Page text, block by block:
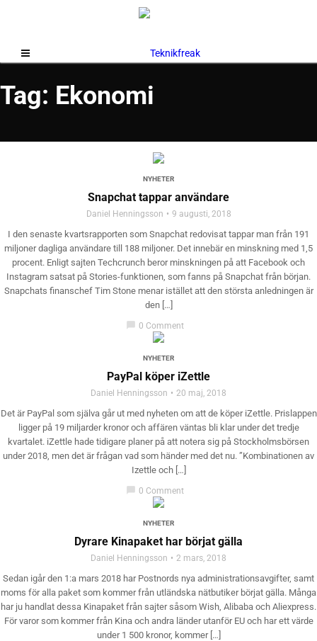
Tag: Ekonomi
NYHETER
Snapchat tappar användare
Daniel Henningsson 9 augusti, 2018
I den senaste kvartsrapporten som Snapchat redovisat tappar man från 191
miljoner dagliga användare till 188 miljoner. Det innebär en minskning med 1,5
procent. Enligt sajten Techcrunch beror minskningen på att Facebook och
Instagram satsat på Stories-funktionen, som fanns på Snapchat från början.
Snapchats finanschef Tim Stone menar istället att den största anledningen är
den […]
chat_bubble 0 Comment
NYHETER
PayPal köper iZettle
Daniel Henningsson 20 maj, 2018
Det är PayPal som själva går ut med nyheten om att de köper iZettle. Prislappen
ligger på 19 miljarder kronor och affären väntas bli klar under det tredje
kvartalet. iZettle hade tidigare planer på att notera sig på Stockholmsbörsen
under 2018, men det är frågan vad som händer med det nu. ”Kombinationen av
Izettle och […]
chat_bubble 0 Comment
NYHETER
Dyrare Kinapaket har börjat gälla
Daniel Henningsson 2 mars, 2018
Sedan igår den 1:a mars 2018 har Postnords nya administrationsavgifter, samt
moms för alla paket som kommer från utländska nätbutiker börjat gälla. Många
har ju handlat dessa Kinapaket från sajter såsom Wish, Alibaba och Aliexpress.
För varor som kommer från Kina och andra länder utanför EU och har ett värde
under 1 500 kronor, kommer […]